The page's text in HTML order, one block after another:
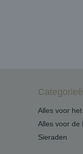
Alles voor het
Alles voor de
Sieraden